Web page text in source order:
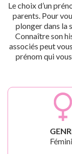
Le choix d’un
parents. Pour
plonger dans la
Connaître son
associés peut
prénom qui